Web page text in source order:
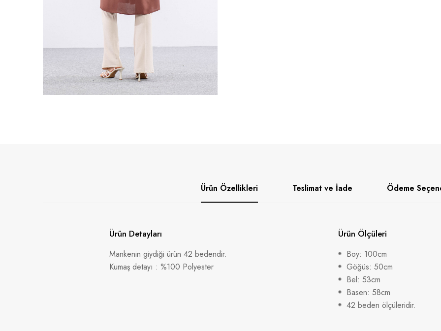
Ürün Özellikleri Teslimat ve İade Ödeme
Ürün Detayları
Mankenin giydiği ürün 42 bedendir.
Kumaş detayı : %100 Polyester
Ürün Ölçüleri
Boy: 100cm
Göğüs: 50cm
Bel: 53cm
Basen: 58cm
42 beden ölçüleridir.